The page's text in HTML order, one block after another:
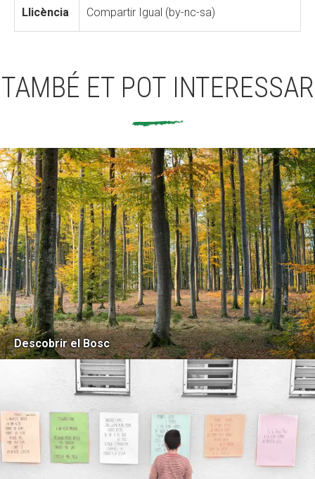
Llicència
Compartir Igual (by-nc-sa)
TAMBÉ ET POT INTERESSAR
Descobrir el Bosc